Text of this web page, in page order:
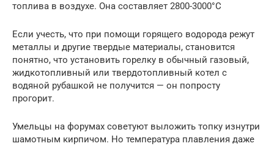
топлива в воздухе. Она составляет 2800-3000°С
Если учесть, что при помощи горящего водорода режут
металлы и другие твердые материалы, становится
понятно, что установить горелку в обычный газовый,
жидкотопливный или твердотопливный котел с
водяной рубашкой не получится — он попросту
прогорит.
Умельцы на форумах советуют выложить топку изнутри
шамотным кирпичом. Но температура плавления даже